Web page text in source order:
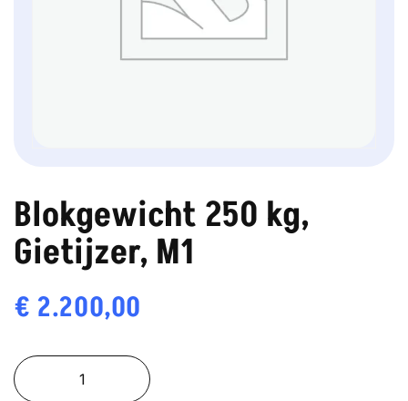
Blokgewicht 250 kg,
Gietijzer, M1
€ 2.200,00
Blokgewicht
250